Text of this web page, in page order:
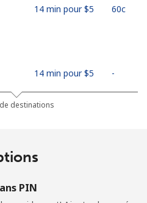
14 min pour ⁦$5⁩ ⁦60c⁩
14 min pour ⁦$5⁩ -
7 min pour ⁦$5⁩
destinations
PIN